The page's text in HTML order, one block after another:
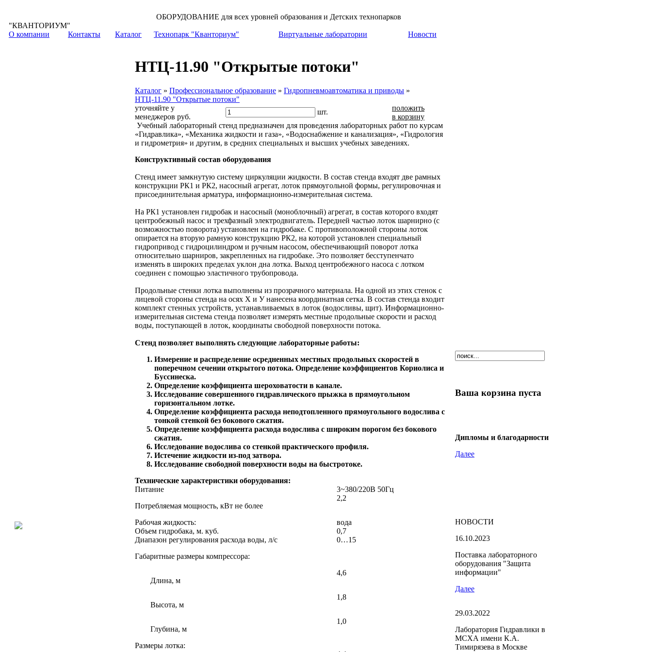
ОБОРУДОВАНИЕ для всех уровней образования и Детских технопарков
"КВАНТОРИУМ"
О компании
Контакты Каталог Технопарк "Кванториум" Виртуальные лаборатории Новости
НТЦ-11.90 "Открытые потоки"
Каталог » Профессиональное образование » Гидропневмоавтоматика и приводы »
НТЦ-11.90 "Открытые потоки"
уточняйте у
менеджеров руб.
шт.
положить
в корзину
Учебный лабораторный стенд предназначен для проведения лабораторных работ по курсам
«Гидравлика», «Механика жидкости и газа», «Водоснабжение и канализация», «Гидрология
и гидрометрия» и другим, в средних специальных и высших учебных заведениях.
Конструктивный состав оборудования
Стенд имеет замкнутую систему циркуляции жидкости. В состав стенда входят две рамных
конструкции РК1 и РК2, насосный агрегат, лоток прямоугольной формы, регулировочная и
присоединительная арматура, информационно-измерительная система.
На РК1 установлен гидробак и насосный (моноблочный) агрегат, в состав которого входят
центробежный насос и трехфазный электродвигатель. Передней частью лоток шарнирно (с
возможностью поворота) установлен на гидробаке. С противоположной стороны лоток
опирается на вторую рамную конструкцию РК2, на которой установлен специальный
гидропривод с гидроцилиндром и ручным насосом, обеспечивающий поворот лотка
относительно шарниров, закрепленных на гидробаке. Это позволяет бесступенчато
изменять в широких пределах уклон дна лотка. Выход центробежного насоса с лотком
соединен с помощью эластичного трубопровода.
Продольные стенки лотка выполнены из прозрачного материала. На одной из этих стенок с
лицевой стороны стенда на осях Х и У нанесена координатная сетка. В состав стенда входит
комплект стенных устройств, устанавливаемых в лоток (водосливы, щит). Информационно-
измерительная система стенда позволяет измерять местные продольные скорости и расход
воды, поступающей в лоток, координаты свободной поверхности потока.
Стенд позволяет выполнять следующие лабораторные работы:
Измерение и распределение осредненных местных продольных скоростей в
поперечном сечении открытого потока. Определение коэффициентов Кориолиса и
Буссинеска.
Определение коэффициента шероховатости в канале.
Исследование совершенного гидравлического прыжка в прямоугольном
горизонтальном лотке.
Определение коэффициента расхода неподтопленного прямоугольного водослива с
тонкой стенкой без бокового сжатия.
Определение коэффициента расхода водослива с широким порогом без бокового
сжатия.
Исследование водослива со стенкой практического профиля.
Истечение жидкости из-под затвора.
Исследование свободной поверхности воды на быстротоке.
Технические характеристики оборудования:
Питание
3~380/220В 50Гц
Потребляемая мощность, кВт не более
2,2
Рабочая жидкость:
вода
Объем гидробака, м. куб.
0,7
Диапазон регулирования расхода воды, л/с
0…15
Габаритные размеры компрессора:
Длина, м
4,6
Высота, м
1,8
Глубина, м
1,0
Размеры лотка:
Ваша корзина пуста
Дипломы и благодарности
Далее
НОВОСТИ
16.10.2023
Поставка лабораторного
оборудования "Защита
информации"
Далее
29.03.2022
Лаборатория Гидравлики в
МСХА имени К.А.
Тимирязева в Москве